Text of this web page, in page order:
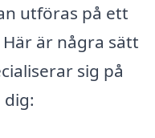
utföras på ett
är några sätt
sig på